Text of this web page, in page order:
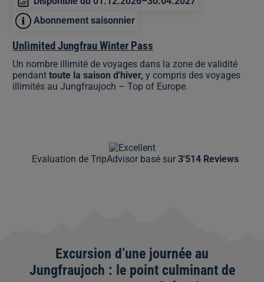
Abonnement saisonnier
Unlimited Jungfrau Winter Pass
Un nombre illimité de voyages dans la zone de validité
pendant toute la saison d'hiver,y compris des voyages
illimités au Jungfraujoch – Top of Europe.
Evaluation de TripAdvisor basé sur 3'514 Reviews
Excursion d’une journée au
Jungfraujoch : le point culminant de